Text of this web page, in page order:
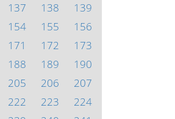
137 138
139
154 155
156
171 172
173
188 189
190
205 206
207
222 223
224